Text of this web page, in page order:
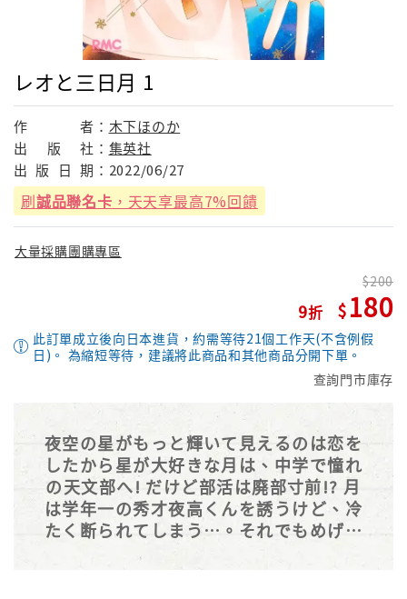
レオと三日月 1
作 者： 木下ほのか
出
版 社： 集英社
出 版 日 期： 2022/06/27
刷誠品聯名卡 ，天天享最高7%回饋
大量採購團購專區
9
200
180
此訂單成立後向日本進貨，約需等待21個工作天(不含例假
日)。 為縮短等待，建議將此商品和其他商品分開下單。
查詢門市庫存
夜空の星がもっと輝いて見えるのは恋を
したから星が大好きな月は、中学で憧れ
の天文部へ! だけど部活は廃部寸前!? 月
は学年一の秀才夜高くんを誘うけど、冷
たく断られてしまう…。それでもめげず
に勧誘を続けていると──!? ふたりきり
の部活ではじまるきらめき恋物語☆